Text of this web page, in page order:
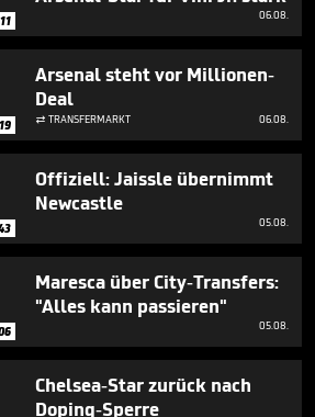
06.08.
Arsenal steht vor Millionen-
Deal
 TRANSFERMARKT 06.08.
Offiziell: Jaissle übernimmt
Newcastle
05.08.
Maresca über City-Transfers:
"Alles kann passieren"
05.08.
Chelsea-Star zurück nach
Doping-Sperre